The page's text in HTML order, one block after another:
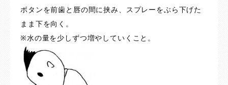
ボタンを前歯と唇の間に挟み、スプレーをぶら下げた
まま下を向く。
※水の量を少しずつ増やしていくこと。